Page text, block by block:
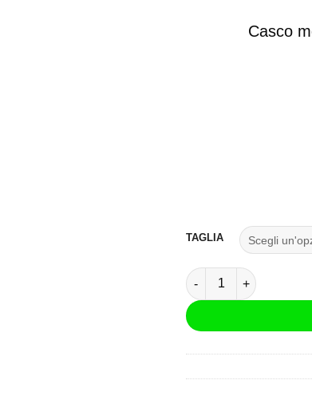
Casco
TAGLIA
Casco Modulare MPH